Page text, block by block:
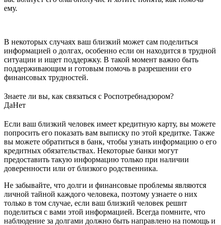
ему.
В некоторых случаях ваш близкий может сам поделиться
информацией о долгах, особенно если он находится в трудной
ситуации и ищет поддержку. В такой момент важно быть
поддерживающим и готовым помочь в разрешении его
финансовых трудностей.
Знаете ли вы, как связаться с Роспотребнадзором?
ДаНет
Если ваш близкий человек имеет кредитную карту, вы можете
попросить его показать вам выписку по этой кредитке. Также
вы можете обратиться в банк, чтобы узнать информацию о его
кредитных обязательствах. Некоторые банки могут
предоставить такую информацию только при наличии
доверенности или от близкого родственника.
Не забывайте, что долги и финансовые проблемы являются
личной тайной каждого человека, поэтому узнаете о них
только в том случае, если ваш близкий человек решит
поделиться с вами этой информацией. Всегда помните, что
наблюдение за долгами должно быть направлено на помощь и